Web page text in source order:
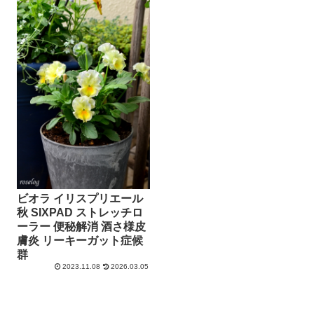
ビオラ イリスプリエール
秋 SIXPAD ストレッチロ
ーラー 便秘解消 酒さ様皮
膚炎 リーキーガット症候
群
2023.11.08 2026.03.05